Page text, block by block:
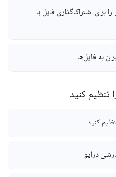
برای اشتراک‌گذاری فایل با
به فایل‌ها
تنظیم کنید
کنید
درایو